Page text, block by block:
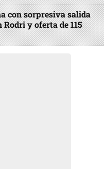
con sorpresiva salida
Rodri y oferta de 115